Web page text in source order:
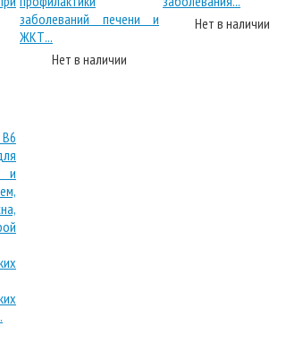
Нет в наличии
Нет в наличии